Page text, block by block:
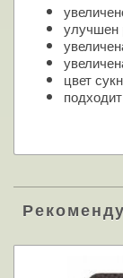
улучшен
цвет